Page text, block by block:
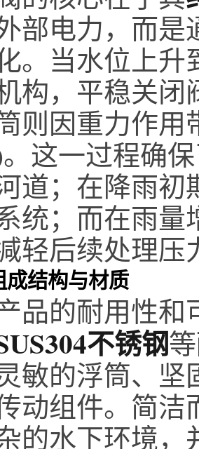
部电力，而
。当水位上
构，平稳关
则因重力作用
这一过程确
道；在降雨
统；而在雨
轻后续处理压
成结构与材质
品的耐用性
不锈钢
敏的浮筒、
动组件。简
的水下环境